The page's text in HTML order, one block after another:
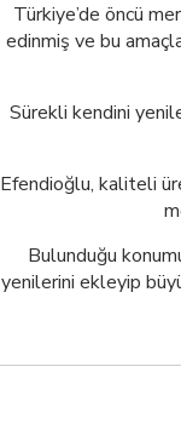
Türkiye’de öncü
edinmiş ve bu
Sürekli kendini
Efendioğlu, kaliteli
Bulunduğu
yenilerini ekleyip